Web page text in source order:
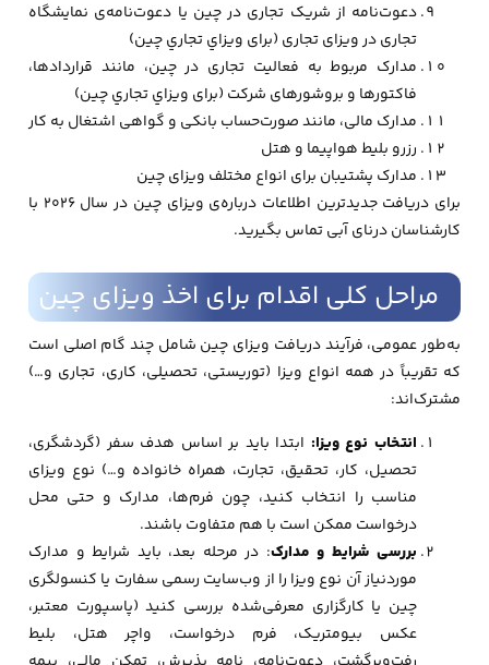
دعوت‌نامه از شریک تجاری در چین یا دعوت‌نامه‌ی نمایشگاه
تجاری در ویزای تجاری (برای ويزاي تجاري چين)
مدارک مربوط به فعالیت تجاری در چین، مانند قراردادها،
فاکتورها و بروشورهای شرکت (برای ويزاي تجاري چين)
مدارک مالی، مانند صورت‌حساب بانکی و گواهی اشتغال به کار
رزرو بلیط هواپیما و هتل
مدارک پشتیبان برای انواع مختلف ویزای چین
برای دریافت جدیدترین اطلاعات درباره‌ی ویزای چین در سال 2026 با
کارشناسان درنای آبی تماس بگیرید.
مراحل کلی اقدام برای اخذ ویزای چین
به‌طور عمومی، فرآیند دریافت ویزای چین شامل چند گام اصلی است
که تقریباً در همه انواع ویزا (توریستی، تحصیلی، کاری، تجاری و…)
مشترک‌اند:
انتخاب نوع ویزا: ابتدا باید بر اساس هدف سفر (گردشگری،
تحصیل، کار، تحقیق، تجارت، همراه خانواده و…) نوع ویزای
مناسب را انتخاب کنید، چون فرم‌ها، مدارک و حتی محل
درخواست ممکن است با هم متفاوت باشند.
بررسی شرایط و مدارک: در مرحله بعد، باید شرایط و مدارک
موردنیاز آن نوع ویزا را از وب‌سایت رسمی سفارت یا کنسولگری
چین یا کارگزاری معرفی‌شده بررسی کنید (پاسپورت معتبر،
عکس بیومتریک، فرم درخواست، واچر هتل، بلیط